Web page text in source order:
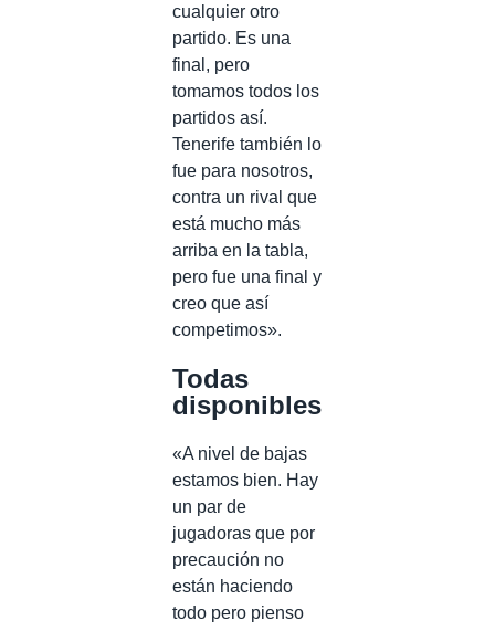
cualquier otro
partido. Es una
final, pero
tomamos todos los
partidos así.
Tenerife también lo
fue para nosotros,
contra un rival que
está mucho más
arriba en la tabla,
pero fue una final y
creo que así
competimos».
Todas
disponibles
«A nivel de bajas
estamos bien. Hay
un par de
jugadoras que por
precaución no
están haciendo
todo pero pienso